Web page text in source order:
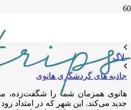
بلاگ
جاذبه های گردشگری هانوی
هانوی همزمان شما را شگفت‌زده،
جدید می‌کند. این شهر که در امتداد